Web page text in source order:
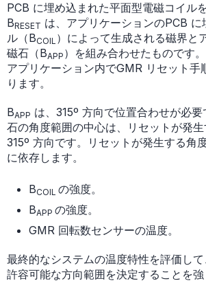
PCB に埋め込まれた平面型電磁コイル
BRESET は、アプリケーションのPCB に
ル（BCOIL ）によって生成される磁界と
磁石（BAPP ）を組み合わせたものです
アプリケーション内でGMR リセット手
ります。
BAPP は、315º 方向で位置合わせが必
石の角度範囲の中心は、リセットが発
315º 方向です。リセットが発生する角
に依存します。
BCOIL の強度。
BAPP の強度。
GMR 回転数センサーの温度。
最終的なシステムの温度特性を評価し
許容可能な方向範囲を決定することを強